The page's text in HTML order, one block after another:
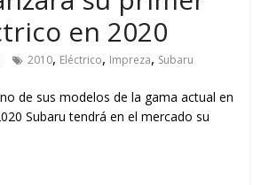
en 2020
2010, Eléctrico, Impreza, Subaru
de sus modelos de la gama actual en
Subaru tendrá en el mercado su